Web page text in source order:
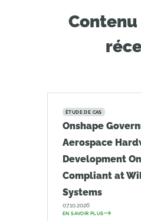
ÉTUDE DE CAS
Onshape
Aerospace
Development
Compliant at
Systems
07.10.2026
EN SAVOIR PLUS